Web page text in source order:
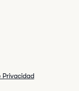
Privacidad